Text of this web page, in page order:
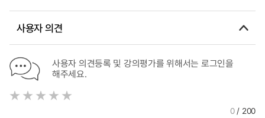
사용자 의견
사용자 의견등록 및 강의평가를 위해서는 로그인을
해주세요.
0/ 200